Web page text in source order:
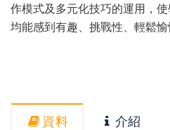
作模式及多元化技巧的運用，
均能感到有趣、挑戰性、輕鬆愉
資料 介紹